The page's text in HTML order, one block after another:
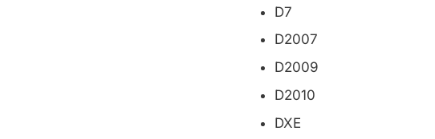
D7
D2007
D2009
D2010
DXE